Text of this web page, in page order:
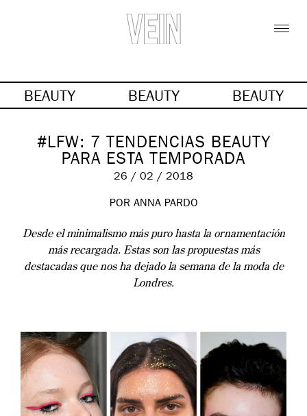
BEAUTY BEAUTY BEAUTY
#LFW: 7 TENDENCIAS BEAUTY
PARA ESTA TEMPORADA
26 / 02 / 2018
POR ANNA PARDO
Desde el minimalismo más puro hasta la ornamentación
más recargada. Estas son las propuestas más
destacadas que nos ha dejado la semana de la moda de
Londres.